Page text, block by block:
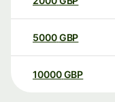
5000GBP
10000 GBP